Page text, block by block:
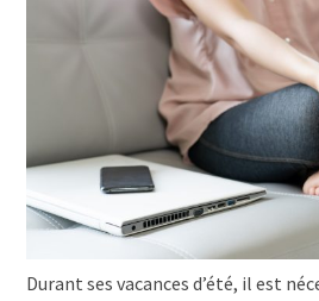
Durant ses vacances d’été, il est